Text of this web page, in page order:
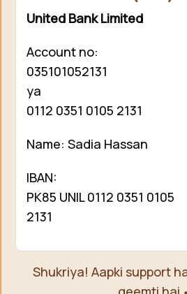
United Bank Limited
Account no:
035101052131
ya
0112 0351 0105 2131
Name: Sadia Hassan
IBAN:
PK85 UNIL 0112 0351 0105
2131
Shukriya! Aapki support